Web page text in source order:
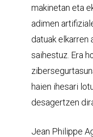
makinetan eta
adimen
datuak elkarren
saihestuz. Era
haien ihesari
desagertzen
Jean Philippe